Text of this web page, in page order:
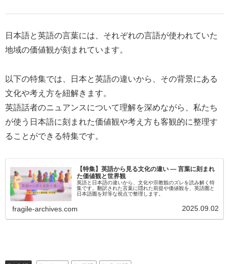
日本語と英語の言葉には、それぞれの言語が使われていた
地域の価値観が刻まれています。
以下の特集では、日本と英語の違いから、その背景にある
文化や考え方を紐解きます。
英語話者のニュアンスについて理解を深めながら、私たち
が使う日本語に刻まれた価値観や考え方も客観的に整理す
ることができる特集です。
【特集】英語から見る文化の違い ― 言葉に刻まれ
た価値観と世界観
英語と日本語の違いから、文化や宗教観のズレを読み解く特
集です。翻訳された言葉に隠れた前提や価値観を、英語圏と
日本語圏を対等な視点で整理します。
fragile-archives.com 2025.09.02